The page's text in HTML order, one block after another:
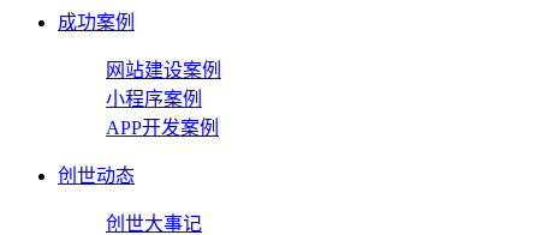
成功案例
网站建设案例
小程序案例
APP开发案例
创世动态
创世大事记